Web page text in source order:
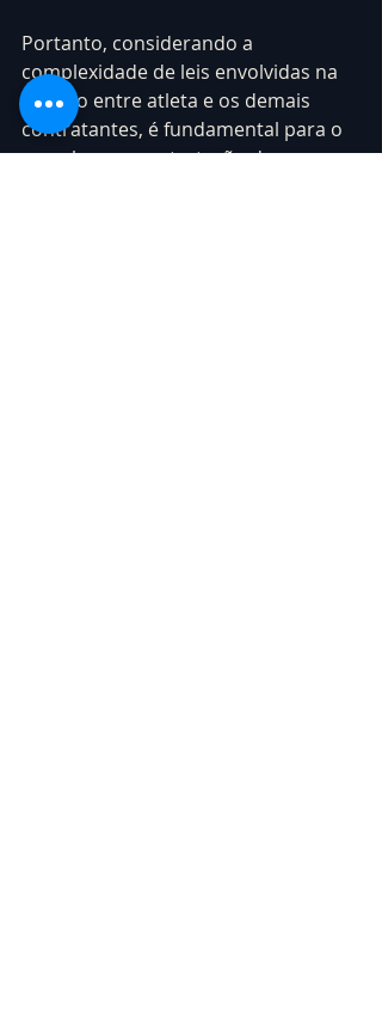
Portanto, considerando a
complexidade de leis envolvidas na
relação entre atleta e os demais
contratantes, é fundamental para o
pro-player a contratação de